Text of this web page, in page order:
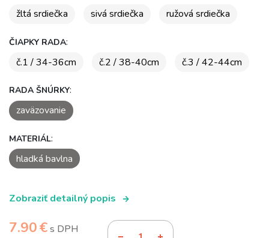
žltá srdiečka
sivá srdiečka ružová srdiečka
ČIAPKY RADA:
č.1 / 34-36cm
č.2 / 38-40cm č.3 / 42-44cm
RADA ŠNÚRKY:
zaväzovanie
MATERIÁL:
hladká bavlna
Zobraziť detailný popis
7.90 €s DPH